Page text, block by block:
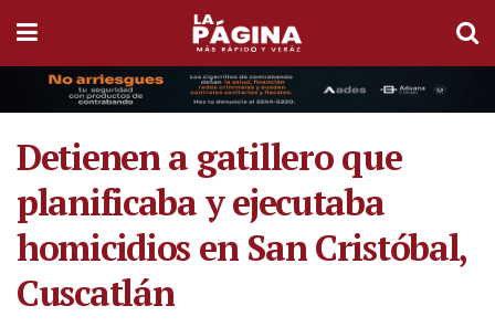
Detienen a gatillero que
planificaba y ejecutaba
homicidios en San Cristóbal,
Cuscatlán